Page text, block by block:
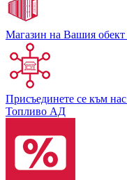
Магазин на Вашия обект
Присъединете се към нас
Топливо АД